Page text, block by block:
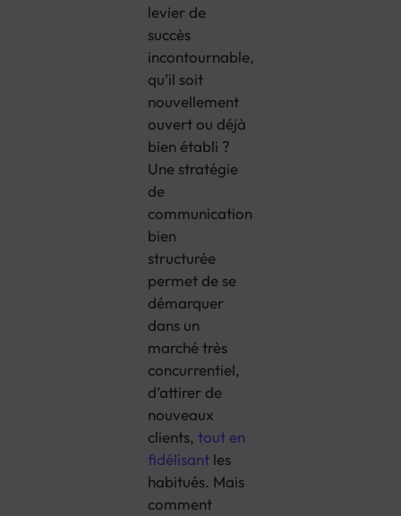
levier de
succès
incontournable,
qu’il soit
nouvellement
ouvert ou déjà
bien établi ?
Une stratégie
de
communication
bien
structurée
permet de se
démarquer
dans un
marché très
concurrentiel,
d’attirer de
nouveaux
clients,tout en
fidélisant les
habitués. Mais
comment